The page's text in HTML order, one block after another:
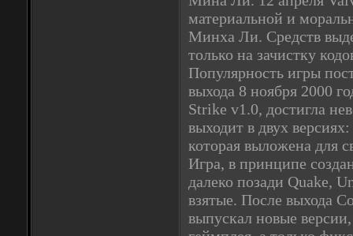
материальной и
Минха Ли. Средств
только на зачистку
Популярность игры
выхода 8 ноября 2000
Strike v1.0, достигла
выходит в двух
которая выложена для
Игра, в принципе
далеко позади Quake,
взятые. После выхода
выпускал новые